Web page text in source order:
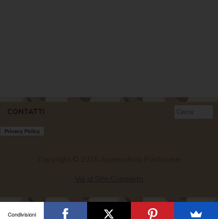
CONTATTI
Condivisioni